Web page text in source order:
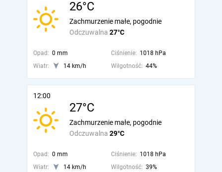
26°C
Odczuwalna 27°C
Zachmurzenie małe, pogodnie
Opad: 0 mm Ciśnienie: 1018 hPa
Wiatr:
14 km/h Wilgotność: 44%
12:00
27°C
Odczuwalna 29°C
Zachmurzenie małe, pogodnie
Opad: 0 mm Ciśnienie: 1018 hPa
Wiatr:
14 km/h Wilgotność: 39%